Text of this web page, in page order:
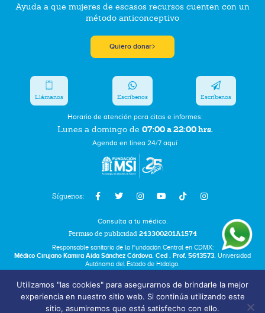
Ayuda a que mujeres de escasos recursos cuenten con un
método anticonceptivo
Quiero donar
Síguenos:
Horario de atención para citas e informes:
Lunes a domingo de 07:00 a 22:00 hrs.
Agenda en línea 24/7 aquí
Llámanos Escríbenos Escríbenos
Consulta a tu médico.
Permiso de publicidad 243300201A1574
Responsable sanitario de la Fundación Central en CDMX:
Médico Cirujano Kamira Aída Sánchez Córdova. Ced . Prof. 5613573. Universidad
Autónoma del Estado de Hidalgo.
Términos y Condiciones
Bolsa de Trabajo
Utilizamos "las cookies" para asegurarnos de brindarle la mejor
experiencia en nuestro sitio web. Si continúa utilizando este
sitio, asumiremos que está satisfecho con ello.